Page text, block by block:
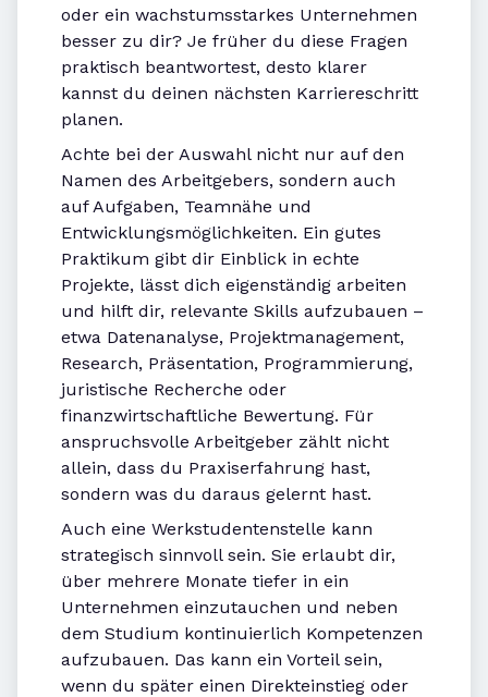
oder ein wachstumsstarkes Unternehmen
besser zu dir? Je früher du diese Fragen
praktisch beantwortest, desto klarer
kannst du deinen nächsten Karriereschritt
planen.
Achte bei der Auswahl nicht nur auf den
Namen des Arbeitgebers, sondern auch
auf Aufgaben, Teamnähe und
Entwicklungsmöglichkeiten. Ein gutes
Praktikum gibt dir Einblick in echte
Projekte, lässt dich eigenständig arbeiten
und hilft dir, relevante Skills aufzubauen –
etwa Datenanalyse, Projektmanagement,
Research, Präsentation, Programmierung,
juristische Recherche oder
finanzwirtschaftliche Bewertung. Für
anspruchsvolle Arbeitgeber zählt nicht
allein, dass du Praxiserfahrung hast,
sondern was du daraus gelernt hast.
Auch eine Werkstudentenstelle kann
strategisch sinnvoll sein. Sie erlaubt dir,
über mehrere Monate tiefer in ein
Unternehmen einzutauchen und neben
dem Studium kontinuierlich Kompetenzen
aufzubauen. Das kann ein Vorteil sein,
wenn du später einen Direkteinstieg oder